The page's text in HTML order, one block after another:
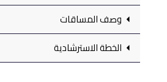
وصف المساقات
الخطة الاسترشادية